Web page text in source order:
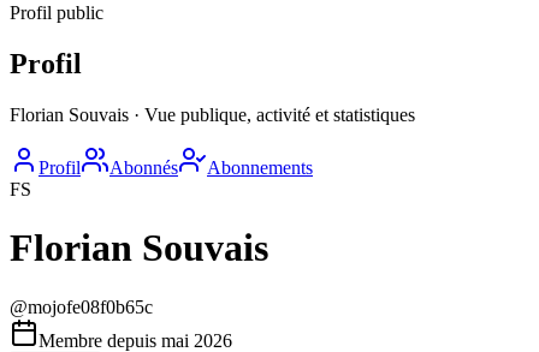
Profil public
Profil
Florian Souvais · Vue publique, activité et statistiques
Profil Abonnés
Abonnements
FS
Florian Souvais
@mojofe08f0b65c
Membre depuis mai 2026